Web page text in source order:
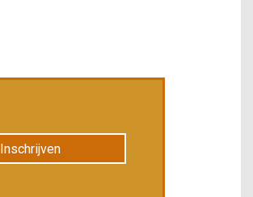
Inschrijven